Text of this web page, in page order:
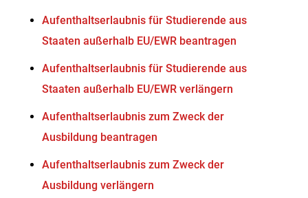
Aufenthaltserlaubnis für Studierende aus
Staaten außerhalb EU/EWR beantragen
Aufenthaltserlaubnis für Studierende aus
Staaten außerhalb EU/EWR verlängern
Aufenthaltserlaubnis zum Zweck der
Ausbildung beantragen
Aufenthaltserlaubnis zum Zweck der
Ausbildung verlängern